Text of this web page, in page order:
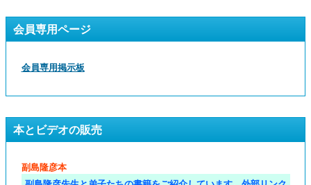
会員専用ページ
会員専用掲示板
本とビデオの販売
副島隆彦本